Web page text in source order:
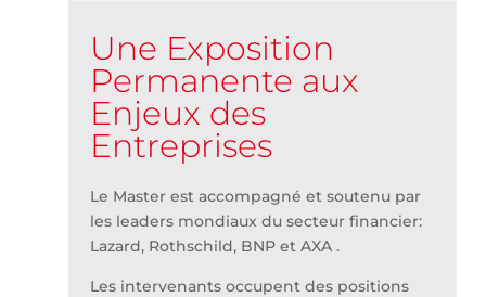
Une Exposition
Permanente aux
Enjeux des
Entreprises
Le Master est accompagné et soutenu par
les leaders mondiaux du secteur financier:
Lazard, Rothschild, BNP et AXA .
Les intervenants occupent des positions